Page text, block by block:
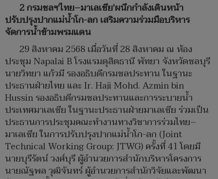
2 กรมชลฯ'ไทย–มาเลเซีย'ผนึกกำลังเดินหน้า
ปรับปรุงปากแม่น้ำโก-ลก เสริมความร่วมมือบริหาร
จัดการน้ำข้ามพรมแดน
29 สิงหาคม 2568 เมื่อวันที่ 28 สิงหาคม ณ ห้อง
ประชุม Napalai B โรงแรมดุสิตธานี พัทยา จังหวัดชลบุรี
นายวิทยา แก้วมี รองอธิบดีกรมชลประทาน ในฐานะ
ประธานฝ่ายไทย และ Ir. Haji Mohd. Azmin bin
Hussin รองอธิบดีกรมชลประทานและการระบายน้ำ
ประเทศมาเลเซีย ในฐานะประธานฝ่ายมาเลเซีย ร่วมเป็น
ประธานการประชุมคณะทำงานทางวิชาการร่วมไทย–
มาเลเซีย ในการปรับปรุงปากแม่น้ำโก-ลก (Joint
Technical Working Group: JTWG) ครั้งที่ 41 โดยมี
นายบุรีรัตน์ วงศ์บุรี ผู้อำนวยการสำนักบริหารโครงการ
นายณัฐพล วุฒิจันทร์ ผู้อำนวยการสำนักวิจัยและพัฒนา